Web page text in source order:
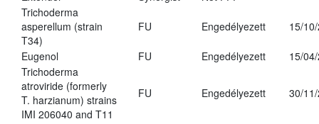
Trichoderma
asperellum (strain
T34)
FU Engedélyezett 15/
Eugenol FU Engedélyezett
15/
Trichoderma
atroviride (formerly
T. harzianum) strains
IMI 206040 and T11
FU Engedélyezett 30/